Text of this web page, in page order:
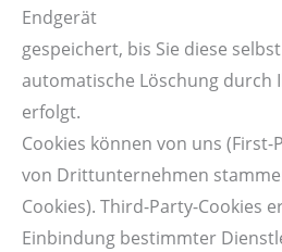
Endgerät
gespeichert, bis Sie diese
automatische Löschung durch
erfolgt.
Cookies können von uns (First-
von Drittunternehmen
Cookies). Third-Party-Cookies
Einbindung bestimmter